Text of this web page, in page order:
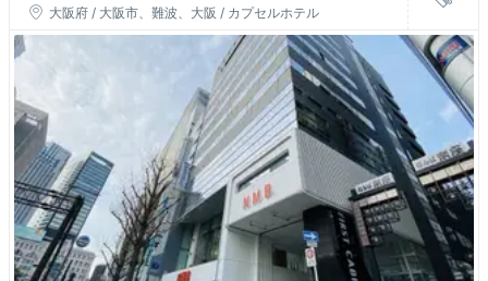
大阪府 / 大阪市、難波、大阪 / カプセルホテル